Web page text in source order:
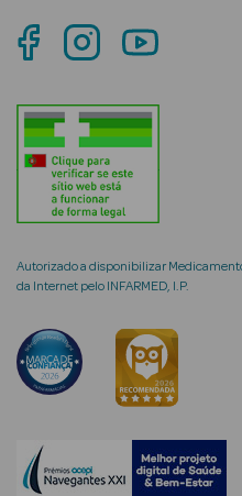
Rosto e
Ver Tudo
Cosmética
Séruns Faciais
Creme de Olhos
envelhecimento
Autorizado a disponibilizar
da Internet pelo INFARMED, I.P.